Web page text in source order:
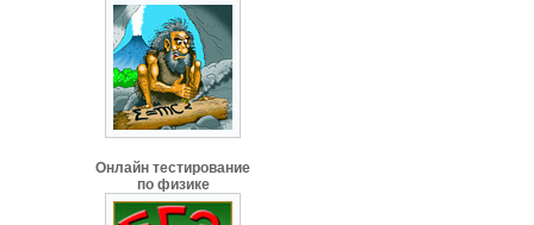
Онлайн тестирование
по физике